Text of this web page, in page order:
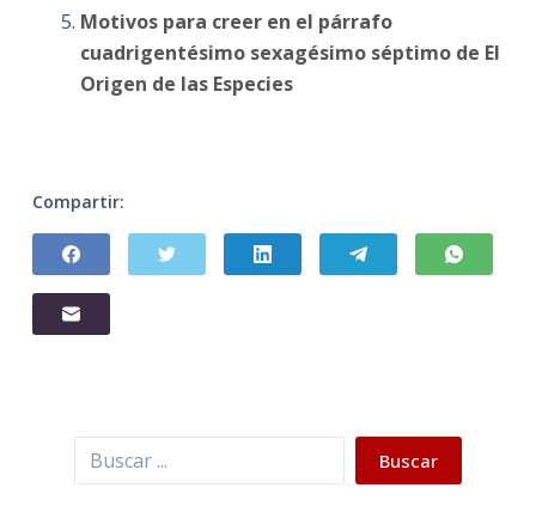
Motivos para creer en el párrafo
cuadrigentésimo sexagésimo séptimo de El
Origen de las Especies
Compartir:
Buscar Buscar